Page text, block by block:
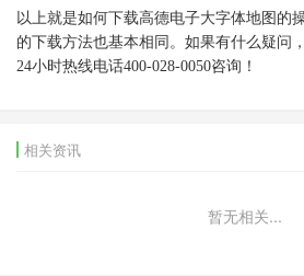
以上就是如何下载高德电子大字体地图的
的下载方法也基本相同。如果有什么疑问
24小时热线电话400-028-0050咨询！
相关资讯
暂无相关...